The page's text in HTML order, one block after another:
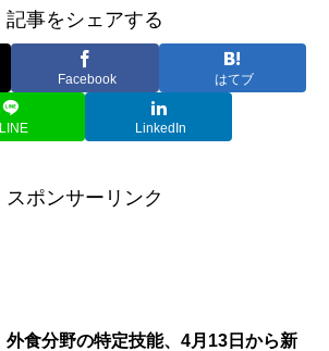
記事をシェアする
Facebook はてブ
LINE LinkedIn
スポンサーリンク
外食分野の特定技能、4月13日から新